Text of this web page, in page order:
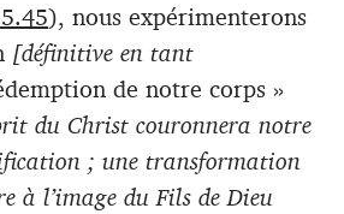
), nous expérimenterons
[définitive en tant
de notre corps »
du Christ couronnera notre
; une transformation
à l’image du Fils de Dieu